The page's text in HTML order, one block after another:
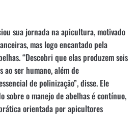
sua jornada na apicultura, motivado
mas logo encantado pela
“Descobri que elas produzem seis
ser humano, além de
de polinização”, disse. Ele
sobre o manejo de abelhas é contínuo,
orientada por apicultores